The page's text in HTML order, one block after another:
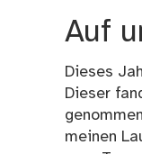
Auf
Dieses
Dieser
meinen